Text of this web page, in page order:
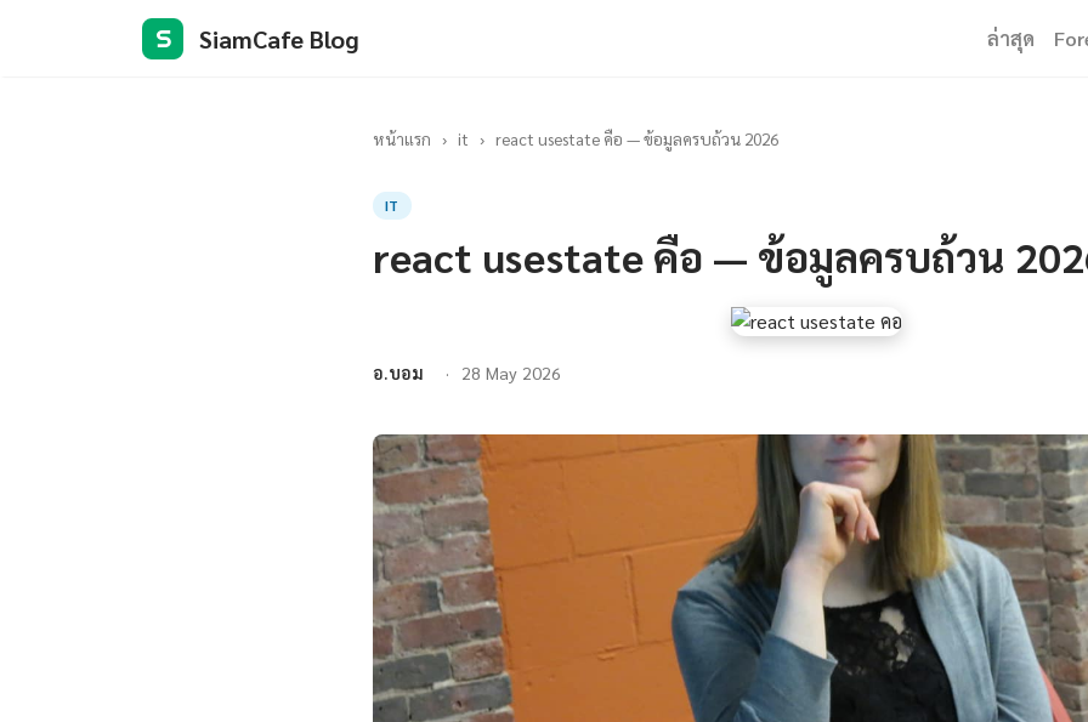
S SiamCafe Blog ล่าสุด
หน้าแรก › it › react usestate คือ — ข้อมูลครบถ้วน 2026
IT
react usestate คือ — ข้อมูลครบถ้วน
อ.บอม 28 May 2026